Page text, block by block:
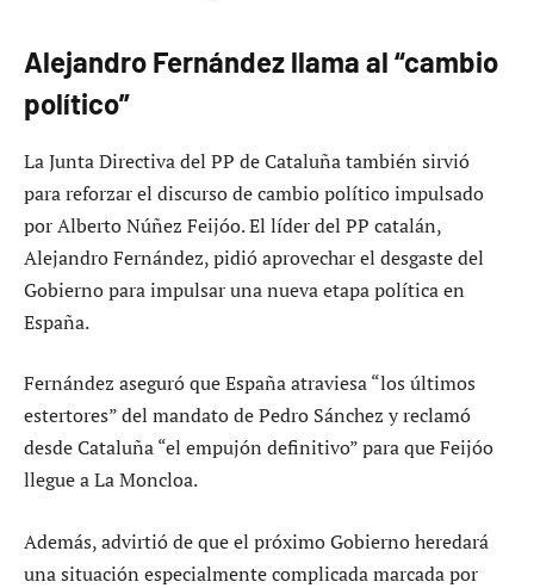
Alejandro Fernández llama al “cambio
político”
La Junta Directiva del PP de Cataluña también sirvió
para reforzar el discurso de cambio político impulsado
por Alberto Núñez Feijóo. El líder del PP catalán,
Alejandro Fernández, pidió aprovechar el desgaste del
Gobierno para impulsar una nueva etapa política en
España.
Fernández aseguró que España atraviesa “los últimos
estertores” del mandato de Pedro Sánchez y reclamó
desde Cataluña “el empujón definitivo” para que Feijóo
llegue a La Moncloa.
Además, advirtió de que el próximo Gobierno heredará
una situación especialmente complicada marcada por